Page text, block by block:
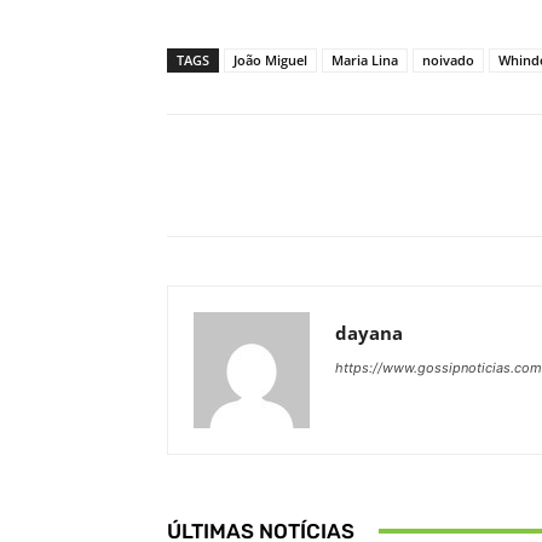
TAGS João Miguel Maria Lina noivado
dayana
https://
ÚLTIMAS NOTÍCIAS